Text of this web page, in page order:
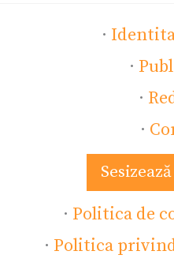
·
·
·
·
· Politica de
· Politica